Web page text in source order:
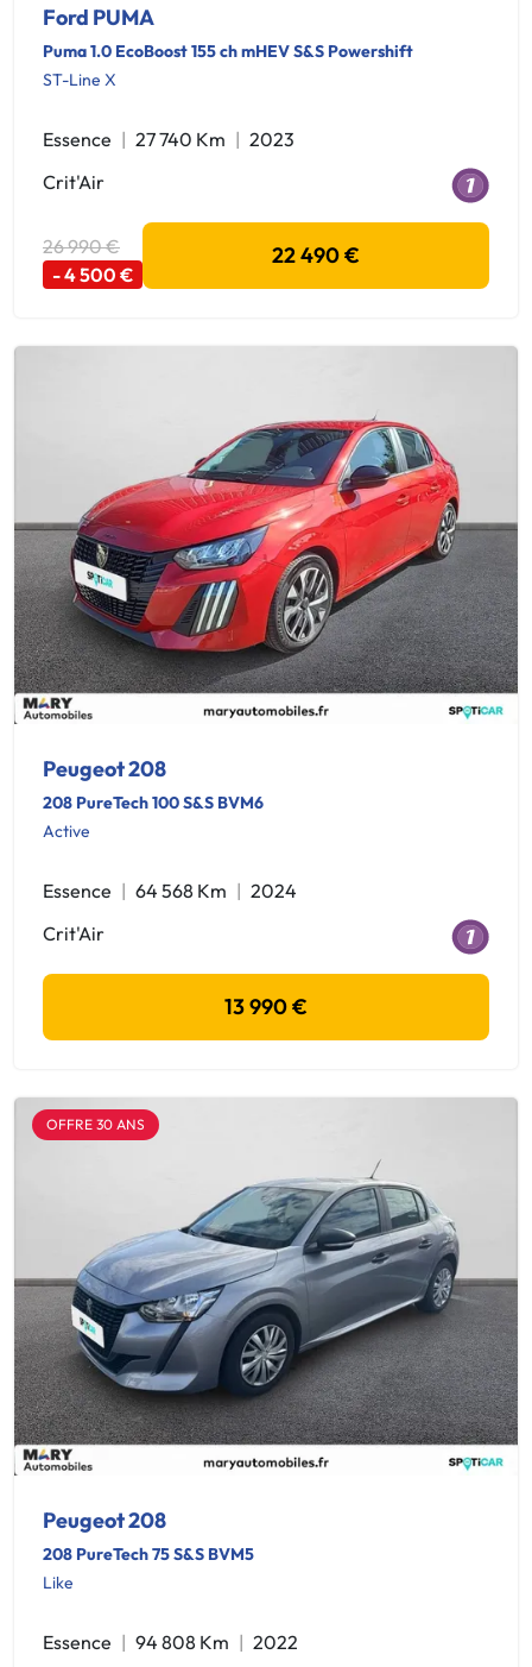
Ford PUMA
Puma 1.0 EcoBoost 155 ch mHEV S&S Powershift
ST-Line X
Essence 27 740 Km
2023
Crit'Air
26 990 €
- 4 500 €
22 490 €
Peugeot 208
208 PureTech 100 S&S BVM6
Active
Essence 64 568 Km
2024
Crit'Air
13 990 €
OFFRE 30 ANS
Peugeot 208
208 PureTech 75 S&S BVM5
Like
Essence 94 808 Km
2022